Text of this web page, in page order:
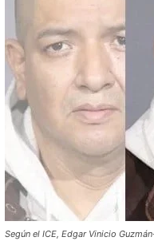
Según el ICE, Edgar Vinicio